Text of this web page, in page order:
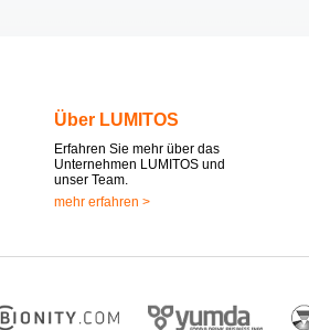
Über LUMITOS
Erfahren Sie mehr über das
Unternehmen LUMITOS und
unser Team.
mehr erfahren >